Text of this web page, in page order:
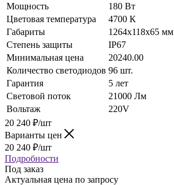
Мощность
180 Вт
Цветовая температура
4700 К
Габариты
1264х118х65 мм
Степень защиты
IP67
Минимальная цена
20240.00
Количество светодиодов 96 шт.
Гарантия
5 лет
Световой поток
21000 Лм
Вольтаж
220V
20 240 ₽/шт
Варианты цен
20 240 ₽/шт
Подробности
Под заказ
Актуальная цена по запросу